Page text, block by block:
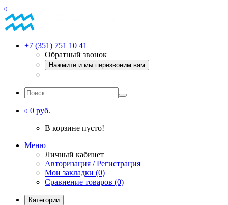
0
+7 (351) 751 10 41
Обратный звонок
Нажмите и мы перезвоним вам
0 0 руб.
В корзине пусто!
Меню
Личный кабинет
Авторизация / Регистрация
Мои закладки (0)
Сравнение товаров (0)
Категории